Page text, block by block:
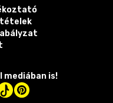
mediában is!